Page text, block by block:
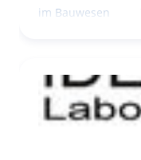
im Bauwesen